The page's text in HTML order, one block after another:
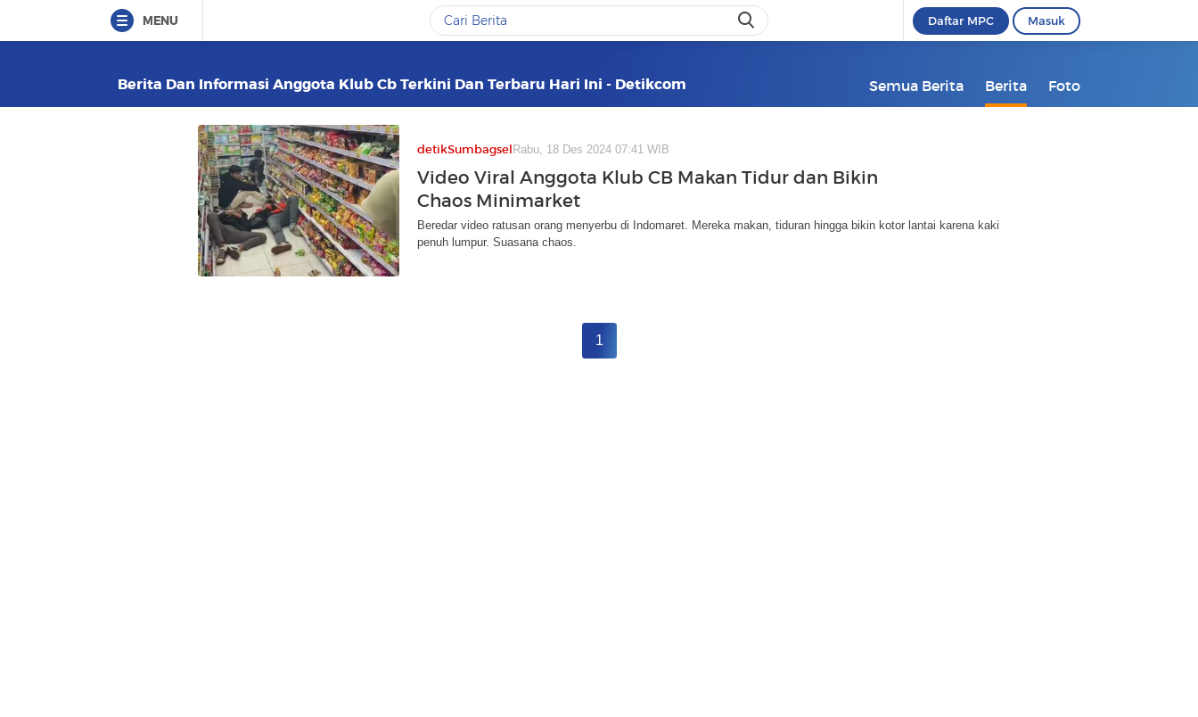
MENU Daftar MPC Masuk
Berita Dan Informasi Anggota Klub Cb Terkini Dan Terbaru Hari Ini - Detikcom Semua Berita Berita Foto
detikSumbagsel Rabu, 18 Des 2024 07:41 WIB
Video Viral Anggota Klub CB Makan Tidur dan Bikin
Chaos Minimarket
Beredar video ratusan orang menyerbu di Indomaret. Mereka makan, tiduran hingga bikin kotor lantai karena kaki
penuh lumpur. Suasana chaos.
1